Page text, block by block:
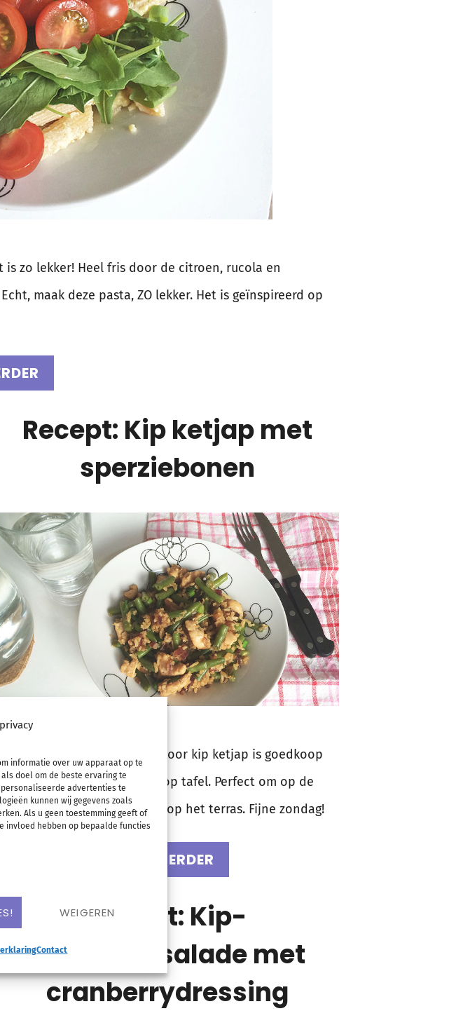
informatie over uw apparaat op te
doel om de beste ervaring te
advertenties te
kunnen wij gegevens zoals
Als u geen toestemming geeft of
invloed hebben op bepaalde functies
WEIGEREN
Contact
zo lekker! Heel fris door de citroen, rucola en
maak deze pasta, ZO lekker. Het is geïnspireerd op
Recept: Kip ketjap met
sperziebonen
Dit snelle en simpele recept voor kip ketjap is goedkoop
zet je binnen 20 minuten op tafel. Perfect om op de
op eten na een middag op het terras. Fijne zondag!
LEES VERDER
Recept: Kip-
cranberrysalade met
cranberrydressing